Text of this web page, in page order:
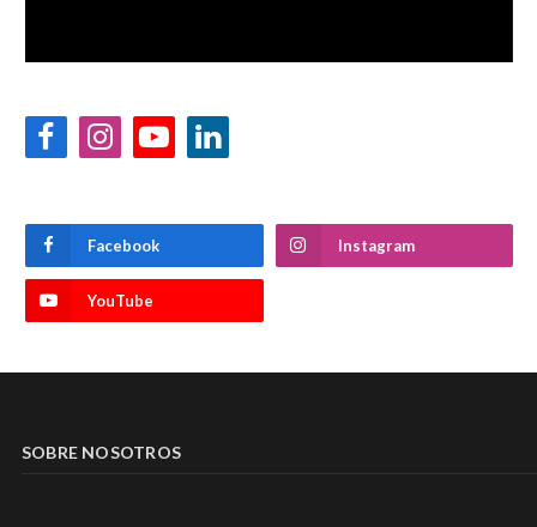
FacebookInstagramYouTubeLinkedIn
Facebook Instagram
YouTube
SOBRE NOSOTROS